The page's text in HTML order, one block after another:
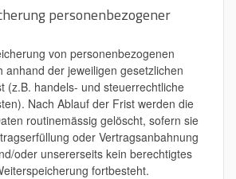
personenbezogener
von personenbezogenen
anhand der jeweiligen gesetzlichen
(z.B. handels- und steuerrechtliche
Nach Ablauf der Frist werden die
routinemässig gelöscht, sofern sie
oder Vertragsanbahnung
oder unsererseits kein berechtigtes
fortbesteht.